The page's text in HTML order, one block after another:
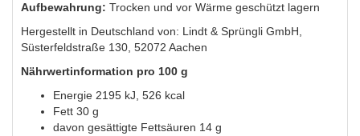
Aufbewahrung: Trocken und vor Wärme geschützt lagern
Hergestellt in Deutschland von: Lindt & Sprüngli GmbH,
Süsterfeldstraße 130, 52072 Aachen
Nährwertinformation pro 100 g
Energie 2195 kJ, 526 kcal
Fett 30 g
davon gesättigte Fettsäuren 14 g